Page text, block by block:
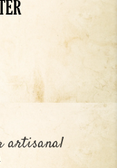
artisanal